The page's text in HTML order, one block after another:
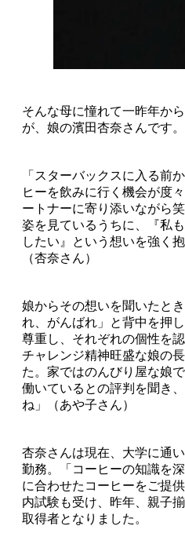
そんな母に憧れて一昨年か
が、娘の濱田杏奈さんです。
「スターバックスに入る前
ヒーを飲みに行く機会が度
ートナーに寄り添いながら
姿を見ているうちに、『私
したい』という想いを強く
（杏奈さん）
娘からその想いを聞いたと
れ、がんばれ」と背中を押
尊重し、それぞれの個性を
チャレンジ精神旺盛な娘の
た。家ではのんびり屋な娘
働いているとの評判を聞き
ね」（あや子さん）
杏奈さんは現在、大学に通
勤務。「コーヒーの知識を
に合わせたコーヒーをご提
内試験も受け、昨年、親子
取得者となりました。